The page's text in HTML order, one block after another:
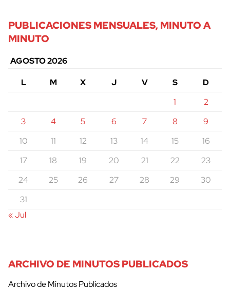
PUBLICACIONES MENSUALES, MINUTO A
MINUTO
AGOSTO 2026
L
M X J V S
D
1
2
3
4 5 6 7 8
9
10
11 12 13 14 15
16
17
18 19 20 21 22
23
24
25 26 27 28 29
30
31
« Jul
ARCHIVO DE MINUTOS PUBLICADOS
Archivo de Minutos Publicados